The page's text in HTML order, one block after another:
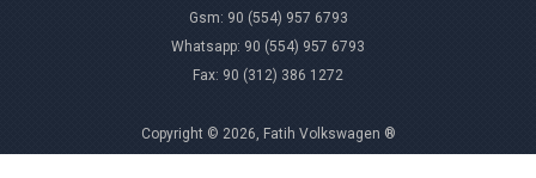
Gsm: 90 (554) 957 6793
Whatsapp: 90 (554) 957 6793
Fax: 90 (312) 386 1272
Copyright © 2026, Fatih Volkswagen ®